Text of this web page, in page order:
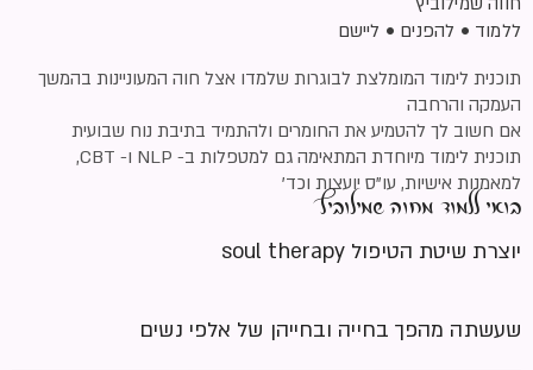
ללמוד • להפנים • ליישם
תוכנית לימוד המומלצת לבוגרות שלמדו אצל חוה המעוניינות בהמשך
העמקה והרחבה
אם חשוב לך להטמיע את החומרים ולהתמיד בתיבת נוח שבועית
תוכנית לימוד מיוחדת המתאימה גם למטפלות ב- NLP ו- CBT,
למאמנות אישיות, עו”ס יועצות וכד’
בואי ללמוד מחוה שמילוביץ
יוצרת שיטת הטיפול soul therapy
שעשתה מהפך בחייה ובחייהן של אלפי נשים